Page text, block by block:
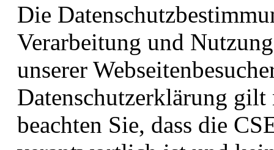
Die
Verarbeitung und
unserer
Datenschutzerklärung
beachten Sie, dass die